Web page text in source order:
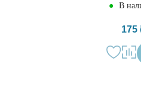
В
175